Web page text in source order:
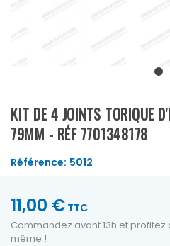
KIT DE 4 JOINTS TORIQUE
79MM - RÉF 7701348178
Référence: 5012
11,00 € TTC
Commandez avant 13h et
même !